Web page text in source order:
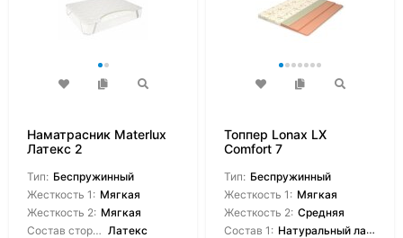
Наматрасник Materlux
Латекс 2
Тип: Беспружинный
Жесткость 1: Мягкая
Жесткость 2: Мягкая
Состав сторон: Латекс
Топпер Lonax LX
Comfort 7
Тип: Беспружинный
Жесткость 1: Мягкая
Жесткость 2: Средняя
Состав 1: Натуральный латекс